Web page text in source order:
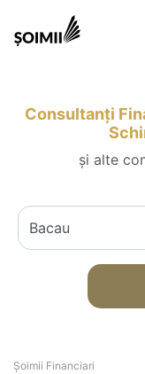
Consultanți
și alte
Șoimii Financiari